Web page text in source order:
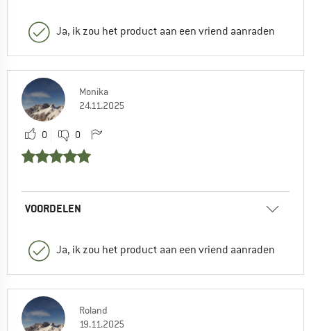
Ja, ik zou het product aan een vriend aanraden
Monika
24.11.2025
0 0
VOORDELEN
Ja, ik zou het product aan een vriend aanraden
Roland
19.11.2025